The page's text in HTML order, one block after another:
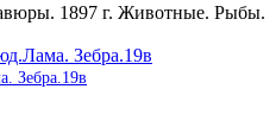
1897 г. Животные. Рыбы.
Зебра.19в